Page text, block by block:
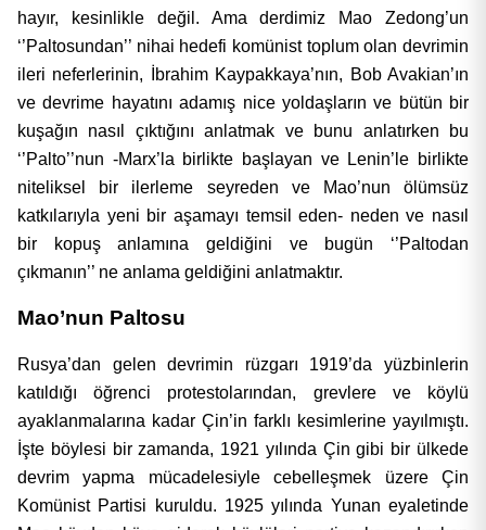
hayır, kesinlikle değil. Ama derdimiz Mao Zedong’un
‘’Paltosundan’’ nihai hedefi komünist toplum olan devrimin
ileri neferlerinin, İbrahim Kaypakkaya’nın, Bob Avakian’ın
ve devrime hayatını adamış nice yoldaşların ve bütün bir
kuşağın nasıl çıktığını anlatmak ve bunu anlatırken bu
‘’Palto’’nun -Marx’la birlikte başlayan ve Lenin’le birlikte
niteliksel bir ilerleme seyreden ve Mao’nun ölümsüz
katkılarıyla yeni bir aşamayı temsil eden- neden ve nasıl
bir kopuş anlamına geldiğini ve bugün ‘’Paltodan
çıkmanın’’ ne anlama geldiğini anlatmaktır.
Mao’nun Paltosu
Rusya’dan gelen devrimin rüzgarı 1919’da yüzbinlerin
katıldığı öğrenci protestolarından, grevlere ve köylü
ayaklanmalarına kadar Çin’in farklı kesimlerine yayılmıştı.
İşte böylesi bir zamanda, 1921 yılında Çin gibi bir ülkede
devrim yapma mücadelesiyle cebelleşmek üzere Çin
Komünist Partisi kuruldu. 1925 yılında Yunan eyaletinde